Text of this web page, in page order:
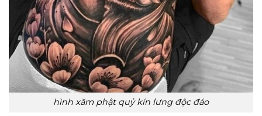
hình xăm phật quỷ kín lưng độc đáo